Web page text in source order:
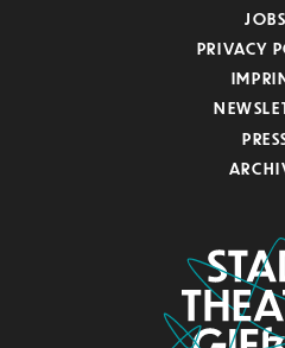
JOBS
PRIVACY